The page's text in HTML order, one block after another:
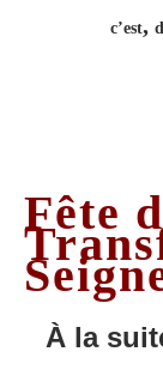
c’est,
Fête
À la